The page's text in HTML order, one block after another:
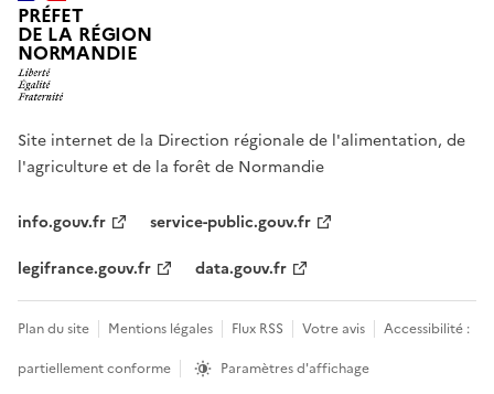
PRÉFET
DE LA RÉGION
NORMANDIE
Site internet de la Direction régionale de l'alimentation, de
l'agriculture et de la forêt de Normandie
info.gouv.fr
service-public.gouv.fr
legifrance.gouv.fr
data.gouv.fr
Plan du site Mentions légales Flux RSS Votre avis
Accessibilité :
partiellement conforme
Paramètres d'affichage